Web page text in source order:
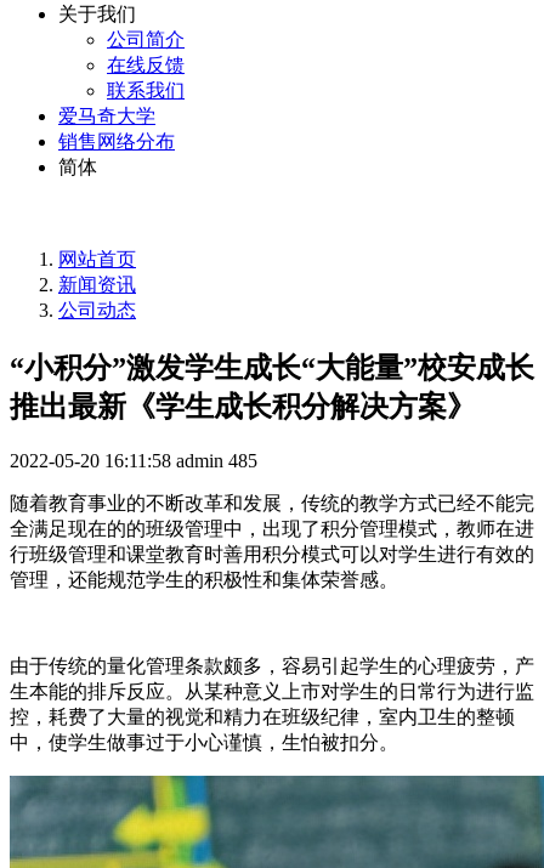
关于我们
公司简介
在线反馈
联系我们
爱马奇大学
销售网络分布
简体
网站首页
新闻资讯
公司动态
“小积分”激发学生成长“大能量”校安成长
推出最新《学生成长积分解决方案》
2022-05-20 16:11:58 admin 485
随着教育事业的不断改革和发展，传统的教学方式已经不能完
全满足现在的的班级管理中，出现了积分管理模式，教师在进
行班级管理和课堂教育时善用积分模式可以对学生进行有效的
管理，还能规范学生的积极性和集体荣誉感。
由于传统的量化管理条款颇多，容易引起学生的心理疲劳，产
生本能的排斥反应。从某种意义上市对学生的日常行为进行监
控，耗费了大量的视觉和精力在班级纪律，室内卫生的整顿
中，使学生做事过于小心谨慎，生怕被扣分。